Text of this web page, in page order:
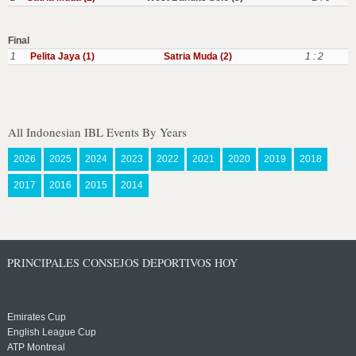
Final
1
Pelita Jaya (1) Satria Muda (2) 1 : 2
All Indonesian IBL Events By Years
2026 2025 2024 2023 2022 2021 2020 2019 2018
2017 2016 2015 2014
PRINCIPALES CONSEJOS DEPORTIVOS HOY
Emirates Cup
English League Cup
ATP Montreal